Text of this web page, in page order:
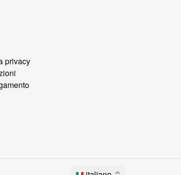
privacy